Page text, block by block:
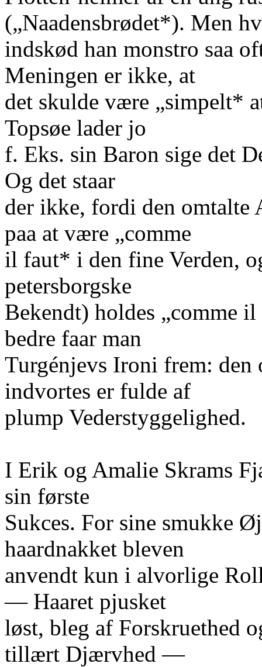
(„Naadensbrødet*). Men
indskød han monstro saa
Meningen er ikke, at
det skulde være „simpelt*
Topsøe lader jo
f. Eks. sin Baron sige det
Og det staar
der ikke, fordi den
paa at være „comme
il faut* i den fine Verden,
petersborgske
Bekendt) holdes „comme
bedre faar man
Turgénjevs Ironi frem: den
indvortes er fulde af
plump Vederstyggelighed.
I Erik og Amalie Skrams
sin første
Sukces. For sine smukke
haardnakket bleven
anvendt kun i alvorlige
— Haaret pjusket
løst, bleg af Forskruethed
tillært Djærvhed —